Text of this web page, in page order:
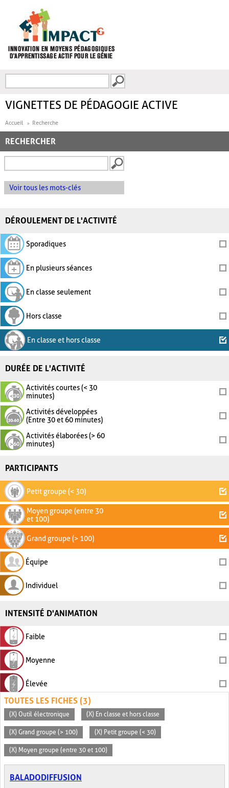
FORMULAIRE DE
VIGNETTES DE PÉDAGOGIE ACTIVE
Accueil Recherche
RECHERCHER
Voir tous les mots-clés
DÉROULEMENT DE L'ACTIVITÉ
Sporadiques
En plusieurs séances
En classe seulement
Hors classe
En classe et hors classe
DURÉE DE L'ACTIVITÉ
Activités courtes (< 30
minutes)
Activités développées
(Entre 30 et 60 minutes)
Activités élaborées (> 60
minutes)
PARTICIPANTS
Petit groupe (< 30)
Moyen groupe (entre 30
et 100)
Grand groupe (> 100)
Équipe
Individuel
INTENSITÉ D'ANIMATION
Faible
Moyenne
Élevée
TOUTES LES FICHES (3)
(X) Outil électronique (X) En classe et hors classe
(X) Grand groupe (> 100) (X) Petit groupe (< 30)
(X) Moyen groupe (entre 30 et 100)
BALADODIFFUSION